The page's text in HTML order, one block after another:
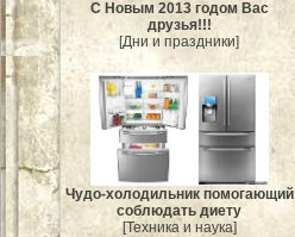
С Новым 2013 годом Вас
друзья!!!
[Дни и праздники]
Чудо-холодильник помогающий
соблюдать диету
[Техника и наука]